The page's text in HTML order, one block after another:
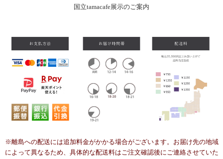
国立tamacafe展示のご案内
※離島への配送には追加料金がかかる場合がございます。お届け先の地域
によって異なるため、具体的な配送料はご注文確認後にご連絡させていた